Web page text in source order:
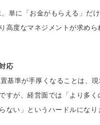
単に「お金がもらえる」だ
高度なマネジメントが求めら
応
基準が手厚くなることは、
すが、経営面では「より多く
ない」というハードルになり